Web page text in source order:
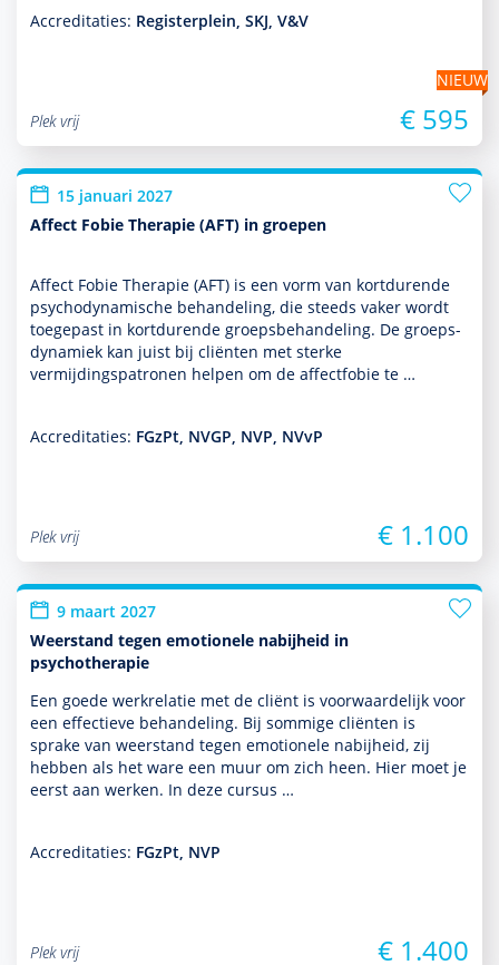
Accreditaties: Registerplein, SKJ, V&V
NIEUW
Plek vrij
€ 595
15 januari 2027
Affect Fobie Therapie (AFT) in groepen
Affect Fobie Therapie (AFT) is een vorm van kort­durende
psychodynamische behan­del­ing, die steeds vaker wordt
toegepast in kort­durende groepsbehan­del­ing. De groeps­
dynamiek kan juist bij cliënten met sterke
vermijdingspatronen helpen om de affectfobie te …
Accreditaties: FGzPt, NVGP, NVP, NVvP
Plek vrij € 1.100
9 maart 2027
Weerstand tegen emotionele nabijheid in
psychotherapie
Een goede werkrelatie met de cliënt is voor­waardelijk voor
een effectieve behan­del­ing. Bij sommige cliënten is
sprake van weerstand tegen emotionele nabijheid, zij
hebben als het ware een muur om zich heen. Hier moet je
eerst aan werken. In deze cursus …
Accreditaties: FGzPt, NVP
Plek vrij € 1.400